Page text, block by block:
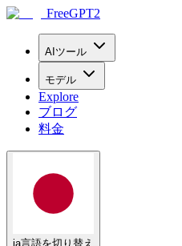
FreeGPT2
AIツール
モデル
Explore
ブログ
料金
ja言語を切り替え